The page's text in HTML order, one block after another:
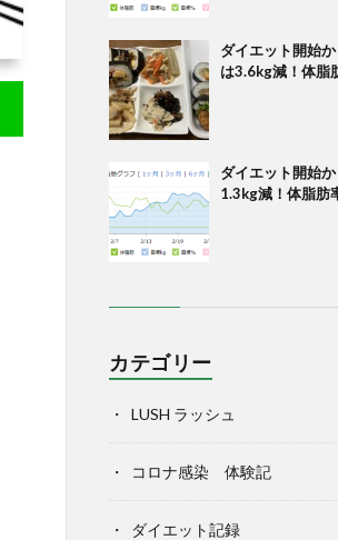
ダイエット開始
は3.6kg減！体脂
ダイエット開始
1.3kg減！体脂肪
カテゴリー
LUSH ラッシュ
コロナ感染 体験記
ダイエット記録